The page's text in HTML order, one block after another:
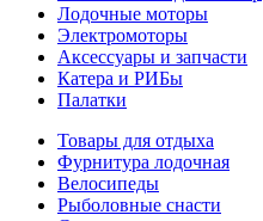
Лодочные моторы
Электромоторы
Аксессуары и запчасти
Катера и РИБы
Палатки
Товары для отдыха
Фурнитура лодочная
Велосипеды
Рыболовные снасти